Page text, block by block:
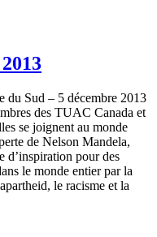
du Sud – 5 décembre 2013
des TUAC Canada et
se joignent au monde
de Nelson Mandela,
d’inspiration pour des
le monde entierpar la
, le racisme et la